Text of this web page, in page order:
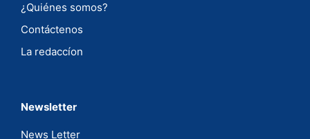
¿Quiénes somos?
Contáctenos
La redaccíon
Newsletter
News Letter